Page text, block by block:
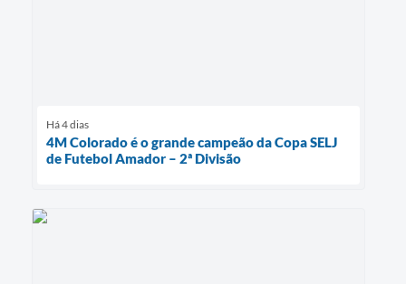
Há 4 dias
4M Colorado é o grande campeão da Copa SELJ
de Futebol Amador – 2ª Divisão